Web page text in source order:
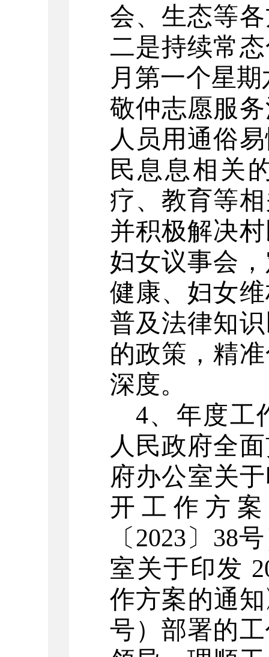
会、生态等
二是持续常
月第一个星期
敬仲志愿服
人员用通俗
民息息相关
疗、教育等
并积极解决
妇女议事会
健康、妇女
普及法律知
的政策，精
深度。
4、 年度工
人民政府全
府办公室关
开工作方
〔2023〕38
室关于印发
作方案的通
号）部署的